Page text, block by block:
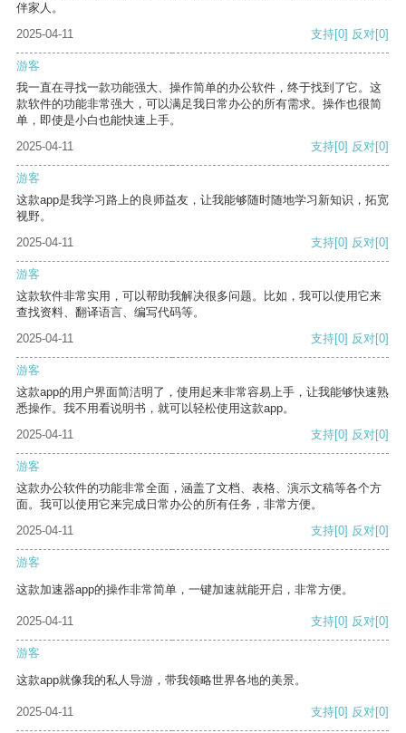
伴家人。
2025-04-11
支持[0] 反对[0]
游客
我一直在寻找一款功能强大、操作简单的办公软件，终于找到了它。这
款软件的功能非常强大，可以满足我日常办公的所有需求。操作也很简
单，即使是小白也能快速上手。
2025-04-11
支持[0] 反对[0]
游客
这款app是我学习路上的良师益友，让我能够随时随地学习新知识，拓宽
视野。
2025-04-11
支持[0] 反对[0]
游客
这款软件非常实用，可以帮助我解决很多问题。比如，我可以使用它来
查找资料、翻译语言、编写代码等。
2025-04-11
支持[0] 反对[0]
游客
这款app的用户界面简洁明了，使用起来非常容易上手，让我能够快速熟
悉操作。我不用看说明书，就可以轻松使用这款app。
2025-04-11
支持[0] 反对[0]
游客
这款办公软件的功能非常全面，涵盖了文档、表格、演示文稿等各个方
面。我可以使用它来完成日常办公的所有任务，非常方便。
2025-04-11
支持[0] 反对[0]
游客
这款加速器app的操作非常简单，一键加速就能开启，非常方便。
2025-04-11 支持[0] 反对[0]
游客
这款app就像我的私人导游，带我领略世界各地的美景。
2025-04-11 支持[0] 反对[0]